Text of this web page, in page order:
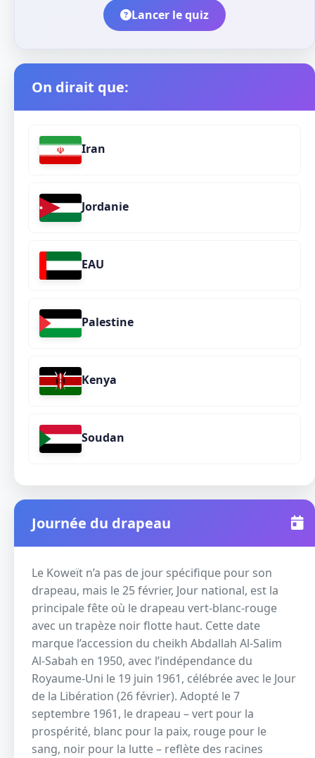
Lancer le quiz
On dirait que:
Iran
Jordanie
EAU
Palestine
Kenya
Soudan
Journée du drapeau
Le Koweït n’a pas de jour spécifique pour son
drapeau, mais le 25 février, Jour national, est la
principale fête où le drapeau vert-blanc-rouge
avec un trapèze noir flotte haut. Cette date
marque l’accession du cheikh Abdallah Al-Salim
Al-Sabah en 1950, avec l’indépendance du
Royaume-Uni le 19 juin 1961, célébrée avec le Jour
de la Libération (26 février). Adopté le 7
septembre 1961, le drapeau – vert pour la
prospérité, blanc pour la paix, rouge pour le
sang, noir pour la lutte – reflète des racines